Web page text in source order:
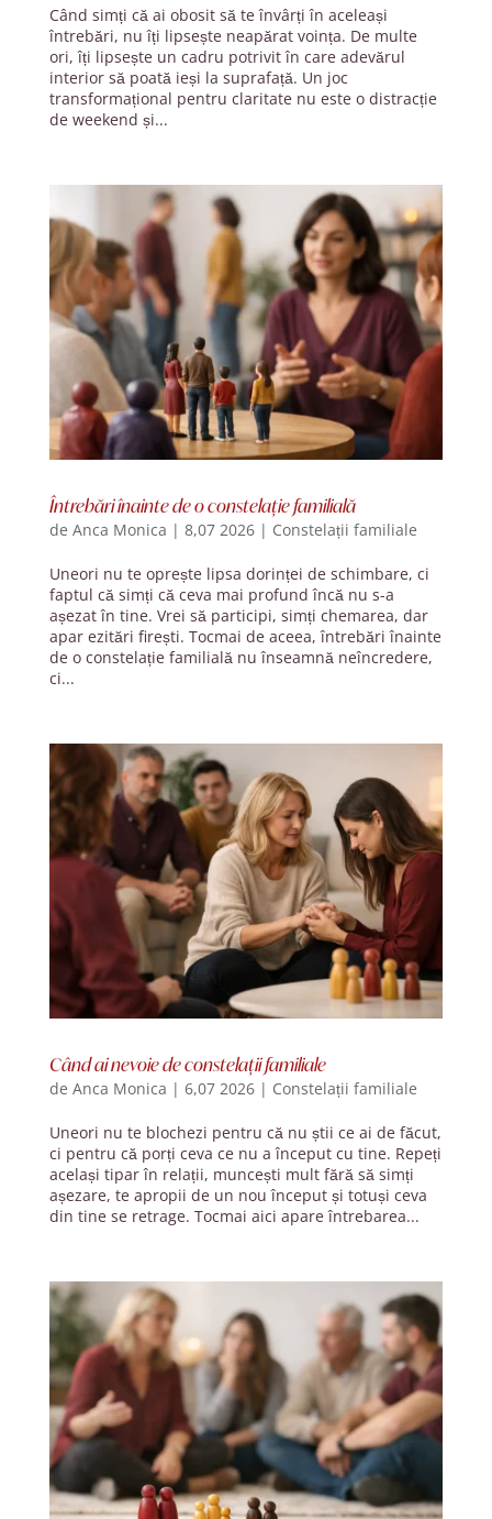
Când simți că ai obosit să te învârți în aceleași
întrebări, nu îți lipsește neapărat voința. De multe
ori, îți lipsește un cadru potrivit în care adevărul
interior să poată ieși la suprafață. Un joc
transformațional pentru claritate nu este o distracție
de weekend și...
Întrebări înainte de o constelație familială
de Anca Monica | 8,07 2026| Constelații familiale
Uneori nu te oprește lipsa dorinței de schimbare, ci
faptul că simți că ceva mai profund încă nu s-a
așezat în tine. Vrei să participi, simți chemarea, dar
apar ezitări firești. Tocmai de aceea, întrebări înainte
de o constelație familială nu înseamnă neîncredere,
ci...
Când ai nevoie de constelații familiale
de Anca Monica | 6,07 2026| Constelații familiale
Uneori nu te blochezi pentru că nu știi ce ai de făcut,
ci pentru că porți ceva ce nu a început cu tine. Repeți
același tipar în relații, muncești mult fără să simți
așezare, te apropii de un nou început și totuși ceva
din tine se retrage. Tocmai aici apare întrebarea...